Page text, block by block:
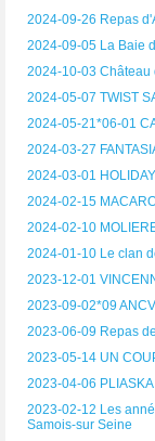
2024-09-26 Repas
2024-09-05 La Baie
2024-10-03 Château
2024-05-07 TWIST
2024-05-21*06-01
2024-03-27
2024-03-01
2024-02-15
2024-02-10
2024-01-10 Le clan
2023-12-01
2023-09-02*09
2023-06-09 Repas
2023-05-14 UN
2023-04-06 PLIASKA
2023-02-12 Les
Samois-sur Seine